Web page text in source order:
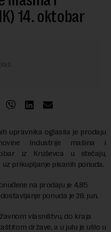
14. oktobar
upravnika oglasila je prodaju
Industrije mašina i
iz Kruševca u stečaju,
prikupljanje pisanih ponuda.
na prodaju je 4,85
ponuda je 28. jun.
vlasništvu, do kraja
države, a u julu je ušlo u